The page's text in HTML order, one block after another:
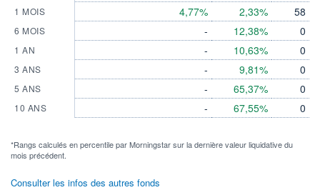
1 MOIS
6 MOIS
1 AN
3 ANS
5 ANS
10 ANS
4,77%
-
-
-
-
-
2,33%
12,38%
10,63%
9,81%
65,37%
67,55%
58
0
0
0
0
0
*Rangs calculés en percentile par Morningstar sur la dernière valeur liquidative du
mois précédent.
Consulter les infos des autres fonds